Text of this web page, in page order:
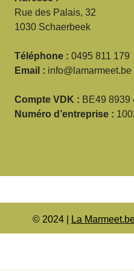
Rue des Palais, 32
1030 Schaerbeek
Téléphone : 0495 811 179
Email : info@lamarmeet.be
Compte VDK : BE49 8939
Numéro d’entreprise :
© 2024 | La